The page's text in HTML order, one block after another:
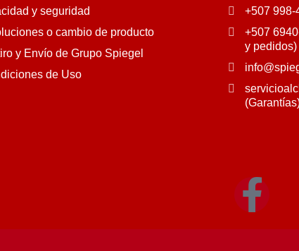
y seguridad
o cambio de producto
y Envío de Grupo Spiegel
de Uso
+507 998-
+507
y pedidos)